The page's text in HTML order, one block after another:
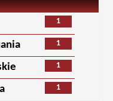
1
1
1
1